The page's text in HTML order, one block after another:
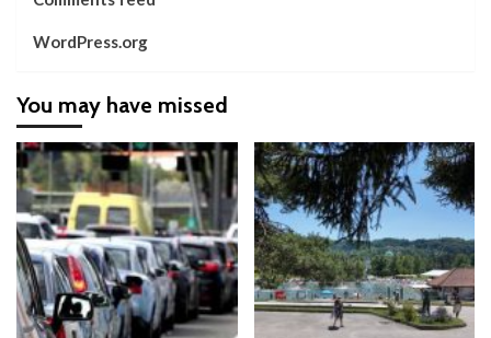
WordPress.org
You may have missed